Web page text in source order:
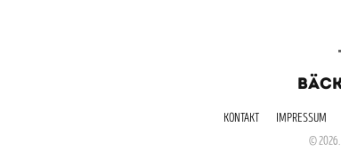
KONTAKT IMPRESSUM
© 2026.